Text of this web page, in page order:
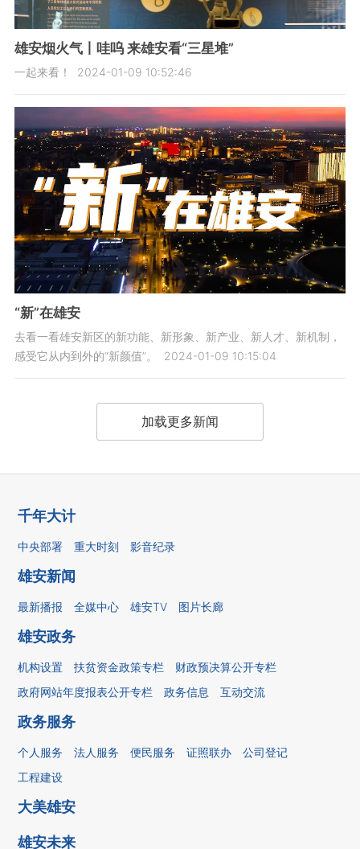
雄安烟火气丨哇呜 来雄安看“三星堆”
一起来看！ 2024-01-09 10:52:46
“新”在雄安
去看一看雄安新区的新功能、新形象、新产业、新人才、新机制，
感受它从内到外的“新颜值”。
2024-01-09 10:15:04
加载更多新闻
千年大计
中央部署 重大时刻 影音纪录
雄安新闻
最新播报 全媒中心 雄安TV 图片长廊
雄安政务
机构设置 扶贫资金政策专栏
财政预决算公开专栏
政府网站年度报表公开专栏
政务信息 互动交流
政务服务
个人服务 法人服务 便民服务 证照联办
公司登记
工程建设
大美雄安
雄安未来